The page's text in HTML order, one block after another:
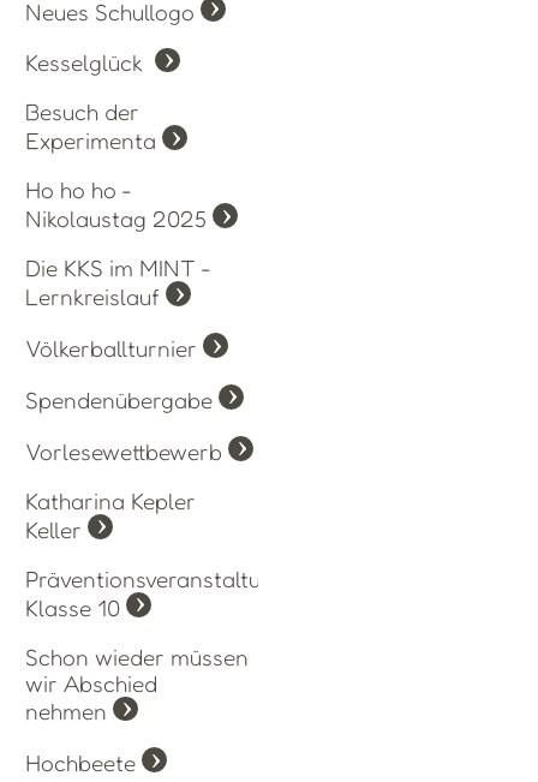
Neues Schullogo
Kesselglück
Besuch der
Experimenta
Ho ho ho -
Nikolaustag 2025
Die KKS im MINT -
Lernkreislauf
Völkerballturnier
Spendenübergabe
Vorlesewettbewerb
Katharina Kepler
Keller
Präventionsveranstaltung
Klasse 10
Schon wieder müssen
wir Abschied
nehmen
Hochbeete